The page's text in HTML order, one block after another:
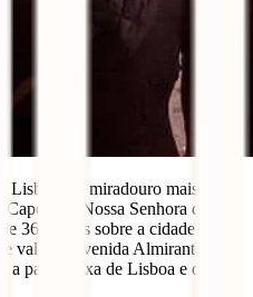
Lisboa e o miradouro mais
da Nossa Senhora do
360 graus sobre a cidade.
vale da Avenida Almirante Reis.
a parte baixa de Lisboa e o